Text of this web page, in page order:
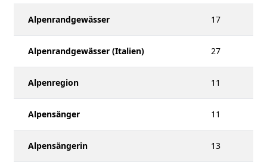
Alpenrandgewässer 17
Alpenrandgewässer (Italien) 27
Alpenregion 11
Alpensänger 11
Alpensängerin 13